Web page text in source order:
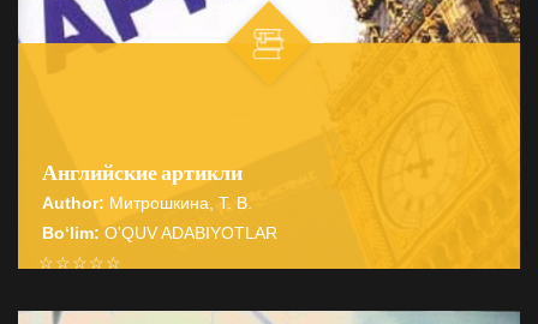
Английские артикли
Author: Митрошкина, Т. В.
Bo‘lim: O'QUV ADABIYOTLAR
☆
☆
☆
☆
☆
Справочник содержит подробные сведения о системе